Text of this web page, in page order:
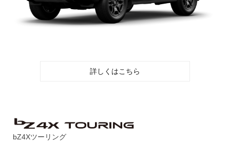
詳しくはこちら
bZ4Xツーリング